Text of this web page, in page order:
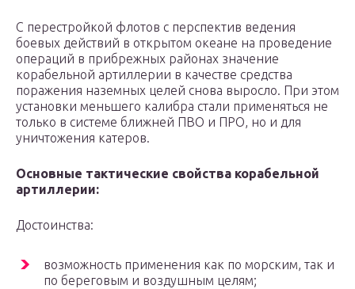
С перестройкой флотов с перспектив ведения
боевых действий в открытом океане на проведение
операций в прибрежных районах значение
корабельной артиллерии в качестве средства
поражения наземных целей снова выросло. При этом
установки меньшего калибра стали применяться не
только в системе ближней ПВО и ПРО, но и для
уничтожения катеров.
Основные тактические свойства корабельной
артиллерии:
Достоинства:
возможность применения как по морским, так и
по береговым и воздушным целям;